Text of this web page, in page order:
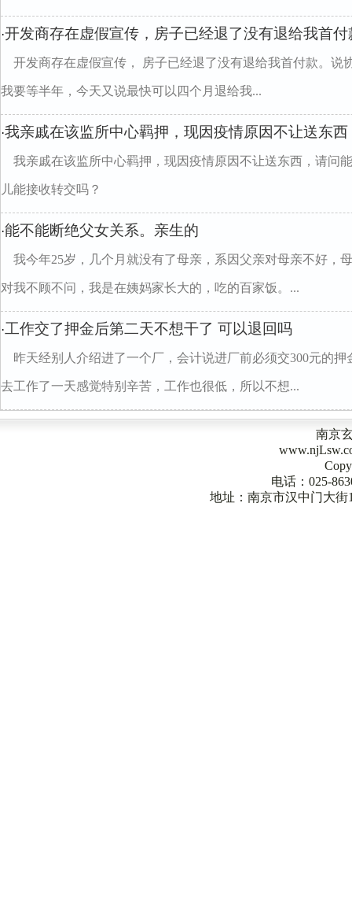
·开发商存在虚假宣传，房子已经退了没有退给我首
开发商存在虚假宣传， 房子已经退了没有退给我首付款。说
我要等半年，今天又说最快可以四个月退给我...
·我亲戚在该监所中心羁押，现因疫情原因不让送东
我亲戚在该监所中心羁押，现因疫情原因不让送东西，请问
儿能接收转交吗？
·能不能断绝父女关系。亲生的
我今年25岁，几个月就没有了母亲，系因父亲对母亲不好，
对我不顾不问，我是在姨妈家长大的，吃的百家饭。...
·工作交了押金后第二天不想干了 可以退回吗
昨天经别人介绍进了一个厂，会计说进厂前必须交300元的
去工作了一天感觉特别辛苦，工作也很低，所以不想...
南京
电话：025-
地址：南京市汉中门大